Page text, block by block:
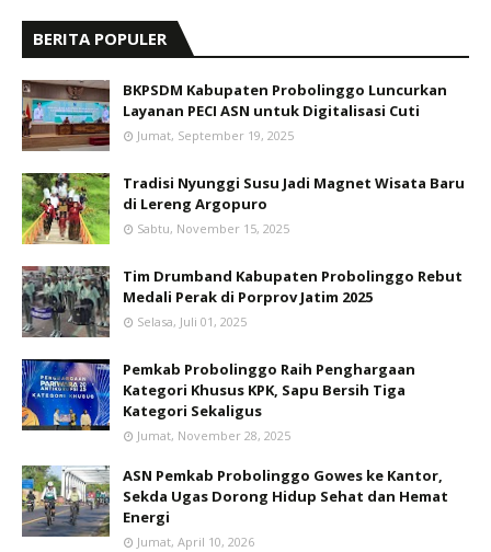
BERITA POPULER
BKPSDM Kabupaten Probolinggo Luncurkan
Layanan PECI ASN untuk Digitalisasi Cuti
Jumat, September 19, 2025
Tradisi Nyunggi Susu Jadi Magnet Wisata Baru
di Lereng Argopuro
Sabtu, November 15, 2025
Tim Drumband Kabupaten Probolinggo Rebut
Medali Perak di Porprov Jatim 2025
Selasa, Juli 01, 2025
Pemkab Probolinggo Raih Penghargaan
Kategori Khusus KPK, Sapu Bersih Tiga
Kategori Sekaligus
Jumat, November 28, 2025
ASN Pemkab Probolinggo Gowes ke Kantor,
Sekda Ugas Dorong Hidup Sehat dan Hemat
Energi
Jumat, April 10, 2026